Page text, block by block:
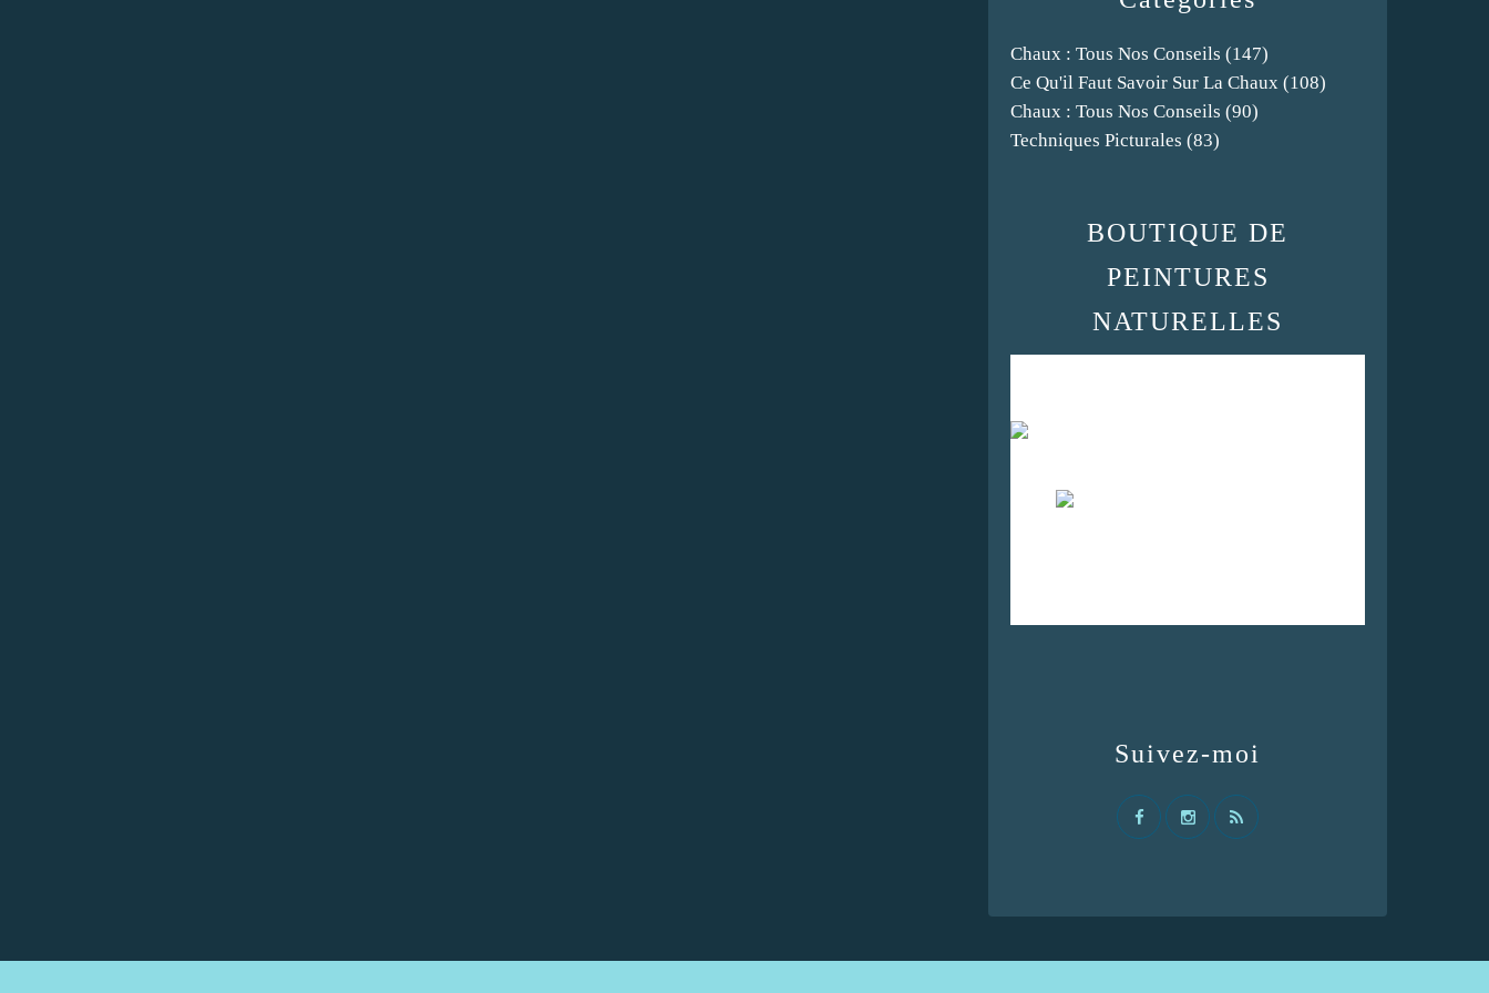
Chaux : Tous Nos Conseils (147)
Ce Qu'il Faut Savoir Sur La Chaux (108)
Chaux : Tous Nos Conseils (90)
Techniques Picturales (83)
Suivez-moi
BOUTIQUE DE
PEINTURES
NATURELLES